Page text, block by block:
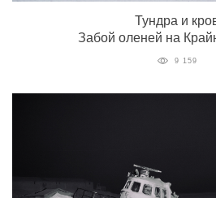
Тундра и
Забой оленей на
9 159